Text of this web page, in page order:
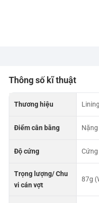
Thông số kĩ thuật
Thương hiệu Lining
Điểm cân bằng
Độ cứng Cứng
Trọng lượng/ Chu
vi cán vợt
87g